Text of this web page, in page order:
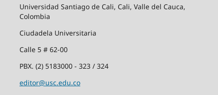
Universidad Santiago de Cali, Cali, Valle del Cauca,
Colombia
Ciudadela Universitaria
Calle 5 # 62-00
PBX. (2) 5183000 - 323 / 324
editor@usc.edu.co